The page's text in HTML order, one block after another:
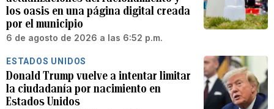
los oasis en una página digital creada
por el municipio
6 de agosto de 2026 a las 6:52 p.m.
ESTADOS UNIDOS
Donald Trump vuelve a intentar limitar
la ciudadanía por nacimiento en
Estados Unidos